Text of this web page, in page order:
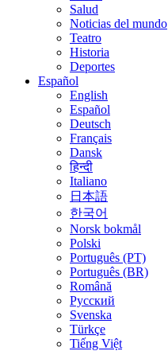
Salud
Noticias del mundo
Teatro
Historia
Deportes
Español
English
Español
Deutsch
Français
Dansk
हिन्दी
Italiano
日本語
한국어
Norsk bokmål
Polski
Português (PT)
Português (BR)
Română
Русский
Svenska
Türkçe
Tiếng Việt